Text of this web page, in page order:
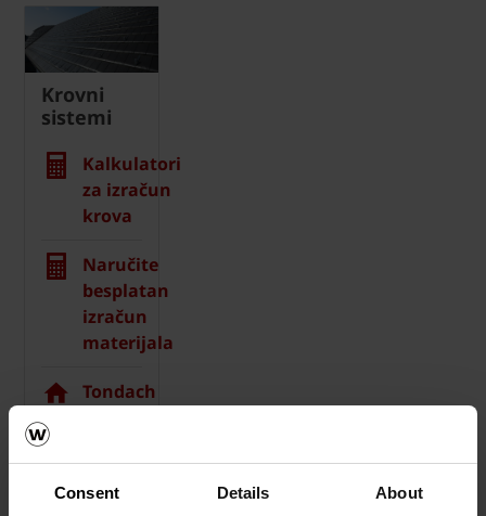
Consent Details About
Krovni
sistemi
Kalkulatori
za izračun
krova
Naručite
besplatan
izračun
materijala
Tondach
Naručite